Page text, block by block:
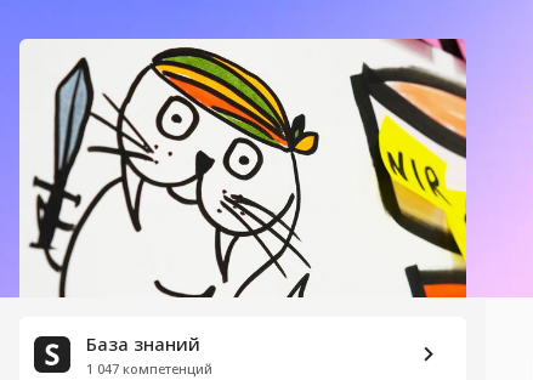
База знаний
1 047 компетенций
Корреляция и причинность
Growth Hacking
Петли роста
Продуктовые метрики
Когортный анализ